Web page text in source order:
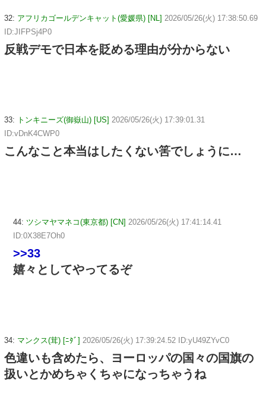
32: アフリカゴールデンキャット(愛媛県) [NL] 2026/05/26(火) 17:38:50.69
ID:JIFPSj4P0
反戦デモで日本を貶める理由が分からない
33: トンキニーズ(御嶽山) [US] 2026/05/26(火) 17:39:01.31
ID:vDnK4CWP0
こんなこと本当はしたくない筈でしょうに…
44: ツシマヤマネコ(東京都) [CN] 2026/05/26(火) 17:41:14.41
ID:0X38E7Oh0
>>33
嬉々としてやってるぞ
34: マンクス(茸) [ﾆﾀﾞ] 2026/05/26(火) 17:39:24.52 ID:yU49ZYvC0
色違いも含めたら、ヨーロッパの国々の国旗の
扱いとかめちゃくちゃになっちゃうね